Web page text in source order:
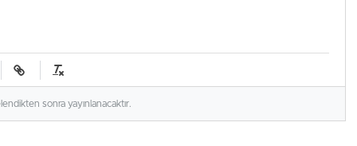
sonra yayınlanacaktır.